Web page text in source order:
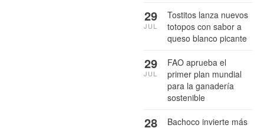
Tostitos lanza nuevos
totopos con sabor a
queso blanco picante
29
JUL
FAO aprueba el
primer plan mundial
para la ganadería
sostenible
29
JUL
Bachoco invierte más
28